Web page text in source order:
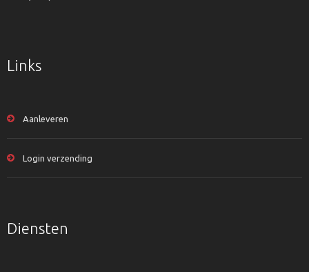
Links
Aanleveren
Login verzending
Diensten